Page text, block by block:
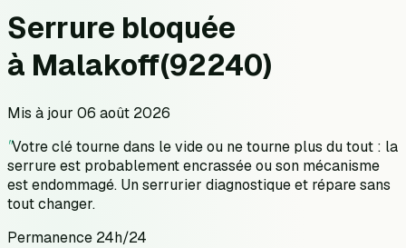
Serrure bloquée
à Malakoff(92240)
Mis à jour 06 août 2026
"Votre clé tourne dans le vide ou ne tourne plus du tout : la
serrure est probablement encrassée ou son mécanisme
est endommagé. Un serrurier diagnostique et répare sans
tout changer.
Permanence 24h/24